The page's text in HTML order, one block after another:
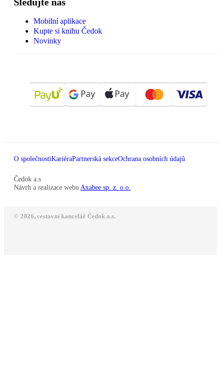
Mobilní aplikace
Kupte si knihu Čedok
Novinky
O společnostiKariéraPartnerská sekceOchrana osobních údajů
Čedok a.s
Návrh a realizace webu Axabee sp. z. o.o.
© 2026, cestovní kancelář Čedok a.s.